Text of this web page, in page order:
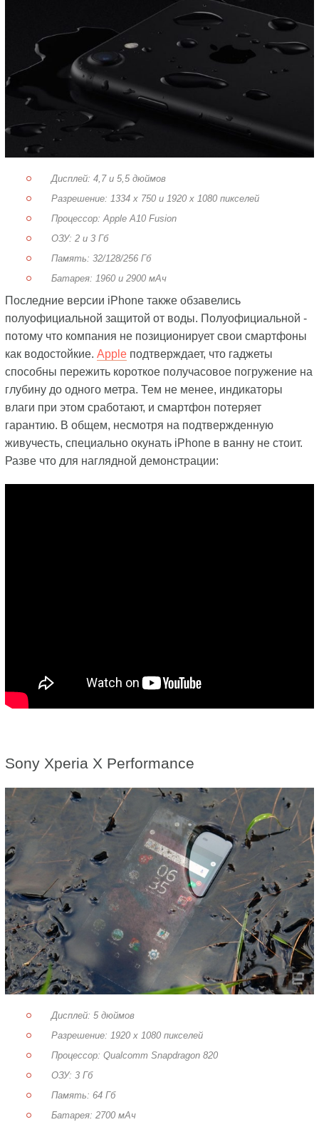
Дисплей: 4,7 и 5,5 дюймов
Разрешение: 1334 х 750 и 1920 х 1080 пикселей
Процессор: Apple A10 Fusion
ОЗУ: 2 и 3 Гб
Память: 32/128/256 Гб
Батарея: 1960 и 2900 мАч
Последние версии iPhone также обзавелись
полуофициальной защитой от воды. Полуофициальной -
потому что компания не позиционирует свои смартфоны
как водостойкие. Appleподтверждает, что гаджеты
способны пережить короткое получасовое погружение на
глубину до одного метра. Тем не менее, индикаторы
влаги при этом сработают, и смартфон потеряет
гарантию. В общем, несмотря на подтвержденную
живучесть, специально окунать iPhone в ванну не стоит.
Разве что для наглядной демонстрации:
Sony Xperia X Performance
Дисплей: 5 дюймов
Разрешение: 1920 x 1080 пикселей
Процессор: Qualcomm Snapdragon 820
ОЗУ: 3 Гб
Память: 64 Гб
Батарея: 2700 мАч